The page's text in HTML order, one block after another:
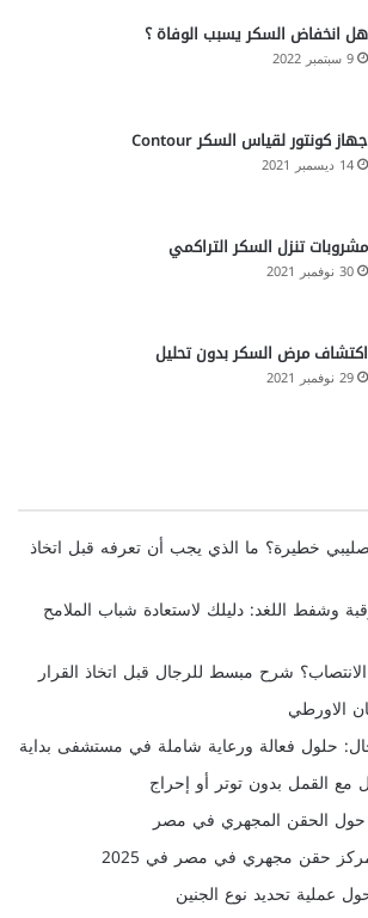
هل انخفاض السكر يسبب الوفاة ؟
9 سبتمبر 2022
جهاز كونتور لقياس السكر Contour
14 ديسمبر 2021
مشروبات تنزل السكر التراكمي
30 نوفمبر 2021
اكتشاف مرض السكر بدون تحليل
29 نوفمبر 2021
خطيرة؟ ما الذي يجب أن تعرفه قبل اتخاذ
وشفط اللغد: دليلك لاستعادة شباب الملامح
شرح مبسط للرجال قبل اتخاذ القرار
الاورطي
حلول فعالة ورعاية شاملة في مستشفى بداية
مع القمل بدون توتر أو إحراج
حول الحقن المجهري في مصر
حقن مجهري في مصر في 2025
عملية تحديد نوع الجنين